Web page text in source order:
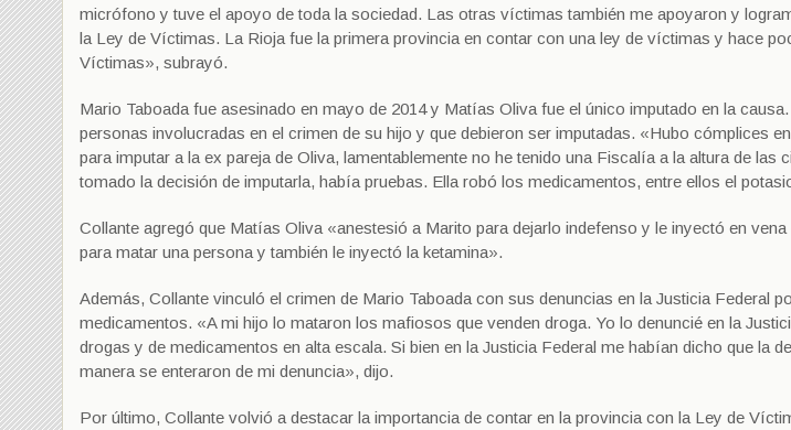
micrófono y tuve el apoyo de toda la sociedad. Las otras víctimas también me apoyaron y
la Ley de Víctimas. La Rioja fue la primera provincia en contar con una ley de víctimas y hace
Víctimas», subrayó.
Mario Taboada fue asesinado en mayo de 2014 y Matías Oliva fue el único imputado en la
personas involucradas en el crimen de su hijo y que debieron ser imputadas. «Hubo cómplices
para imputar a la ex pareja de Oliva, lamentablemente no he tenido una Fiscalía a la altura de las
tomado la decisión de imputarla, había pruebas. Ella robó los medicamentos, entre ellos el
Collante agregó que Matías Oliva «anestesió a Marito para dejarlo indefenso y le inyectó en
para matar una persona y también le inyectó la ketamina».
Además, Collante vinculó el crimen de Mario Taboada con sus denuncias en la Justicia Federal
medicamentos. «A mi hijo lo mataron los mafiosos que venden droga. Yo lo denuncié en la
drogas y de medicamentos en alta escala. Si bien en la Justicia Federal me habían dicho que la
manera se enteraron de mi denuncia», dijo.
Por último, Collante volvió a destacar la importancia de contar en la provincia con la Ley de